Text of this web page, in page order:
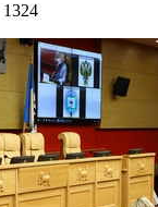
1324